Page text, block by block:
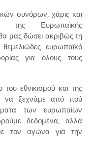
συνόρων, χάρις και
της Ευρωπαϊκής
μας δώσει ακριβώς τη
ευρωπαϊκό
για όλους τους
εθνικισμού και της
να ξεχνάμε από πού
των ευρωπαίων
δεδομένα, αλλά
τον αγώνα για την